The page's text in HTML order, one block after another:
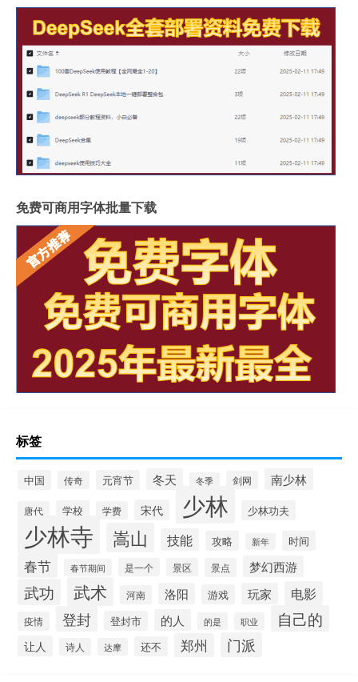
免费可商用字体批量下载
标签
中国 传奇 元宵节 冬天 冬季 剑网 南少林
唐代 学校 学费 宋代 少林 少林功夫
少林寺 嵩山 技能 攻略 新年 时间
春节 春节期间 是一个 景区 景点 梦幻西游
武功 武术 河南 洛阳 游戏 玩家 电影
疫情 登封 登封市 的人 的是 职业 自己的
让人 诗人 达摩 还不 郑州 门派